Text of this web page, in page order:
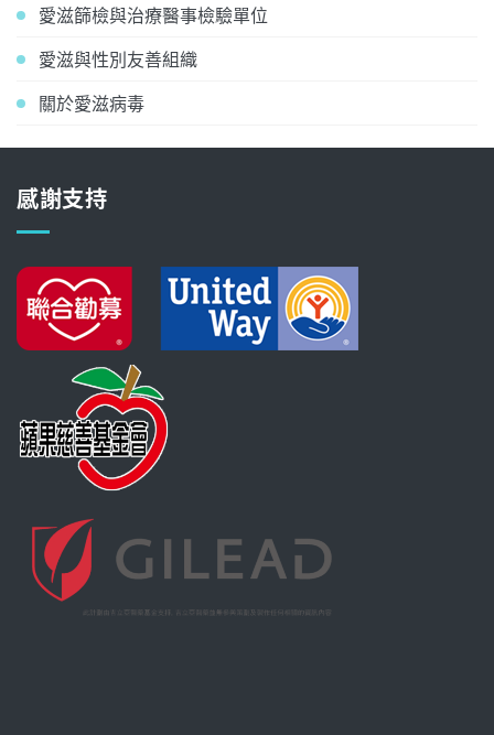
愛滋篩檢與治療醫事檢驗單位
愛滋與性別友善組織
關於愛滋病毒
感謝支持